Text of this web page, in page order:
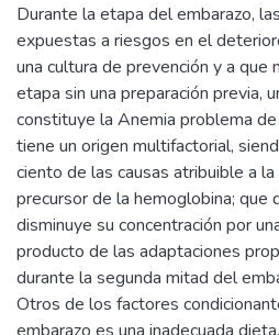
Durante la etapa del embarazo,
expuestas a riesgos en el
una cultura de prevención y a que
etapa sin una preparación previa,
constituye la Anemia problema
tiene un origen multifactorial,
ciento de las causas atribuible a la
precursor de la hemoglobina; que
disminuye su concentración por
producto de las adaptaciones
durante la segunda mitad del
Otros de los factores